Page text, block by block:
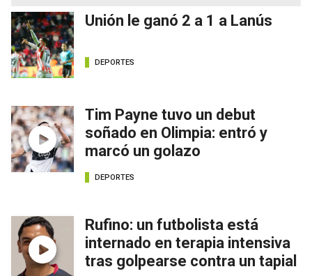
Unión le ganó 2 a 1 a Lanús
DEPORTES
Tim Payne tuvo un debut
soñado en Olimpia: entró y
marcó un golazo
DEPORTES
Rufino: un futbolista está
internado en terapia intensiva
tras golpearse contra un tapial